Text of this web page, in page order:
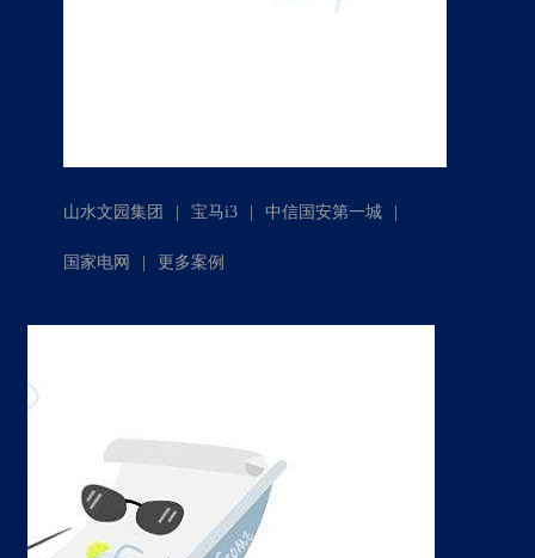
山水文园集团 | 宝马i3 | 中信国安第一城 |
国家电网 | 更多案例